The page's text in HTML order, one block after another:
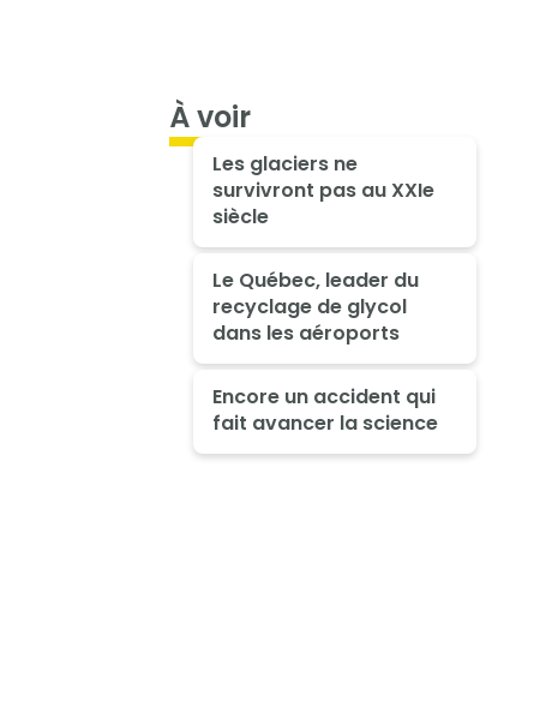
À voir
Les glaciers ne
survivront pas au XXIe
siècle
Le Québec, leader du
recyclage de glycol
dans les aéroports
Encore un accident qui
fait avancer la science